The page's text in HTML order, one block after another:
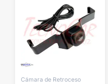
Cámara de Retroceso